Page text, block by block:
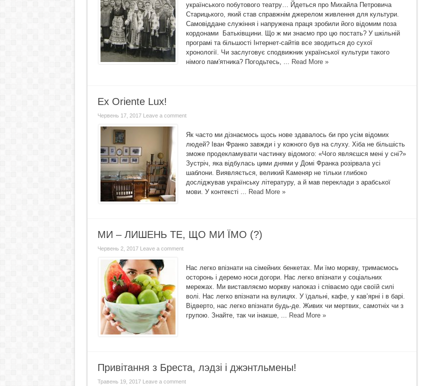
українського побутового театру… Йдеться про Михайла Петровича
Старицького, який став справжнім джерелом живлення для культури.
Самовіддане служіння і напружена праця зробили його відомим поза
кордонами Батьківщини. Що ж ми знаємо про цю постать? У шкільній
програмі та більшості Інтернет-сайтів все зводиться до сухої
хронології. Чи заслуговує сподвижник української культури такого
німого пам′ятника? Погодьтесь, ... Read More »
Ex Oriente Lux!
Червень 17, 2017 Leave a comment
Як часто ми дізнаємось щось нове здавалось би про усім відомих
людей? Іван Франко завжди і у кожного був на слуху. Хіба не більшість
зможе продекламувати частинку відомого: «Чого являєшся мені у сні?»
Зустріч, яка відбулась цими днями у Домі Франка розірвала усі
шаблони. Виявляється, великий Каменяр не тільки глибоко
досліджував українську літературу, а й мав переклади з арабської
мови. У контексті ... Read More »
МИ – ЛИШЕНЬ ТЕ, ЩО МИ ЇМО (?)
Червень 2, 2017 Leave a comment
Нас легко впізнати на сімейних бенкетах. Ми їмо моркву, тримаємось
осторонь і деремо носи догори. Нас легко впізнати у соціальних
мережах. Ми виставляємо моркву напоказ і співаємо оди своїй силі
волі. Нас легко впізнати на вулицях. У їдальні, кафе, у кав’ярні і в барі.
Відверто, нас легко впізнати будь-де. Живих чи мертвих, самотніх чи з
групою. Знайте, так чи інакше, ... Read More »
Привітання з Бреста, лэдзі і джэнтльмены!
Травень 19, 2017 Leave a comment